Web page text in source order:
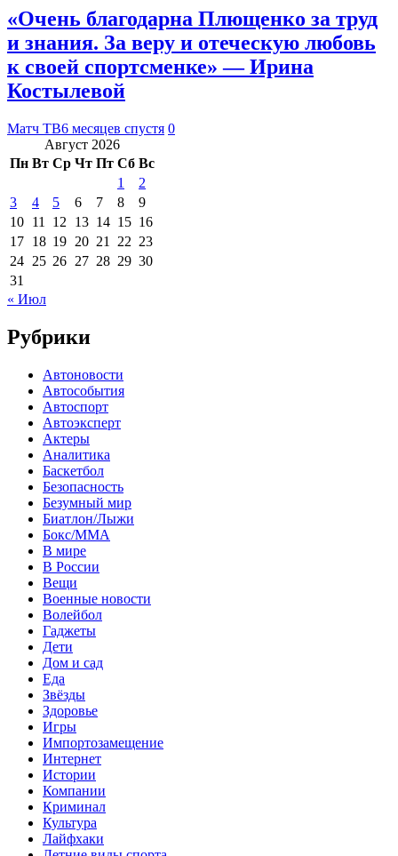
«Очень благодарна Плющенко за труд
и знания. За веру и отеческую любовь
к своей спортсменке» — Ирина
Костылевой
Матч ТВ6 месяцев спустя 0
Август 2026
Пн Вт Ср Чт Пт Сб Вс
1
2
3
4 5 6 7 8
9
10 11 12 13 14 15 16
17 18 19 20 21 22 23
24 25 26 27 28 29 30
31
« Июл
Рубрики
Автоновости
Автособытия
Автоспорт
Автоэксперт
Актеры
Аналитика
Баскетбол
Безопасность
Безумный мир
Биатлон/Лыжи
Бокс/MMA
В мире
В России
Вещи
Военные новости
Волейбол
Гаджеты
Дети
Дом и сад
Еда
Звёзды
Здоровье
Игры
Импортозамещение
Интернет
Истории
Компании
Криминал
Культура
Лайфхаки